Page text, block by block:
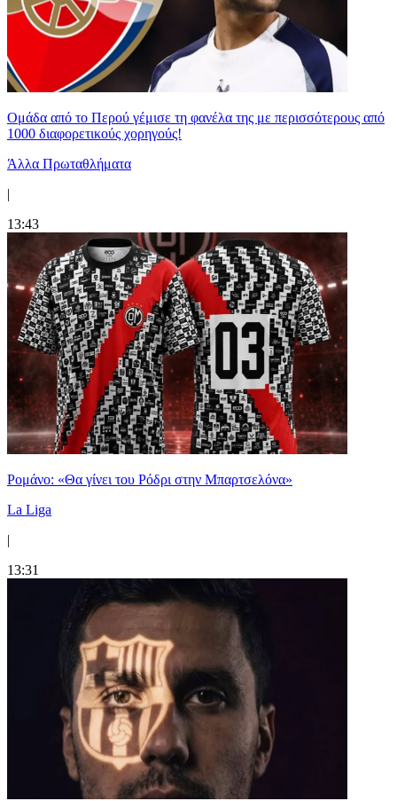
Ομάδα από το Περού γέμισε τη φανέλα της με περισσότερους από
1000 διαφορετικούς χορηγούς!
Άλλα Πρωταθλήματα
|
13:43
Ρομάνο: «Θα γίνει του Ρόδρι στην Μπαρτσελόνα»
La Liga
|
13:31